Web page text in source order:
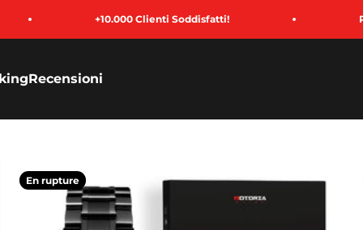
+10.000 Clienti Soddisfatti! Paga in 3 Rate
Recensioni
En rupture